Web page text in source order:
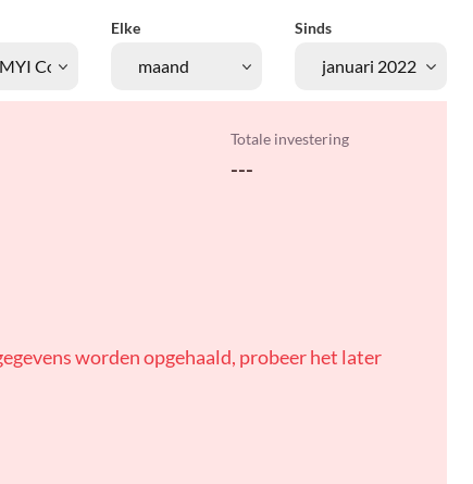
Elke Sinds
Totale investering
---
worden opgehaald, probeer het later